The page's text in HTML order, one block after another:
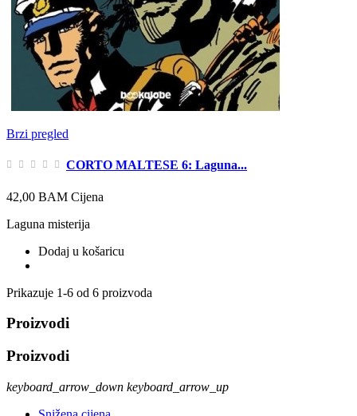
Brzi pregled
CORTO MALTESE 6: Laguna...
42,00 BAM Cijena
Laguna misterija
Dodaj u košaricu
Prikazuje 1-6 od 6 proizvoda
Proizvodi
Proizvodi
keyboard_arrow_down keyboard_arrow_up